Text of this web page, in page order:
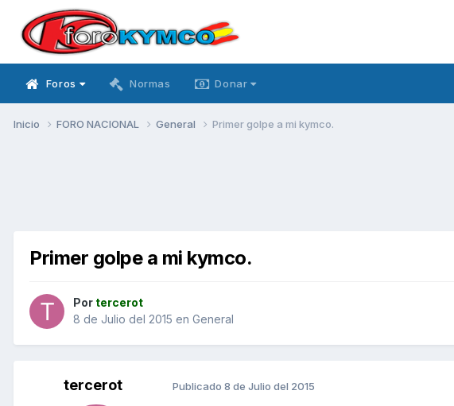
Foros Normas Donar
Inicio FORO NACIONAL General Primer golpe a mi kymco.
Primer golpe a mi kymco.
Por tercerot
8 de Julio del 2015 en General
tercerot Publicado 8 de Julio del 2015